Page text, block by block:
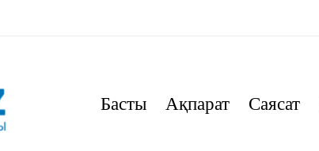
Басты Ақпарат Саясат